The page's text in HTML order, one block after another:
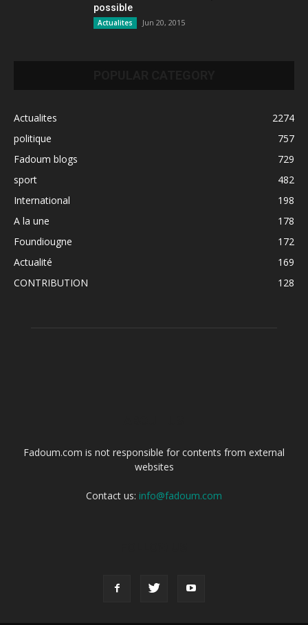
possible
Actualites Jun 20, 2015
Actualites
2274
politique
757
Fadoum blogs
729
sport
482
International
198
A la une
178
Foundiougne
172
Actualité
169
CONTRIBUTION
128
Fadoum.com is not responsible for contents from external
websites
Contact us: info@fadoum.com